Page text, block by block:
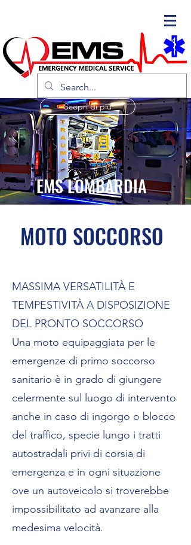
Scopri di più
EMS LOMBARDIA
MOTO SOCCORSO
MASSIMA VERSATILITÀ E
TEMPESTIVITÀ A DISPOSIZIONE
DEL PRONTO SOCCORSO
Una moto equipaggiata per le
emergenze di primo soccorso
sanitario è in grado di giungere
celermente sul luogo di intervento
anche in caso di ingorgo o blocco
del traffico, specie lungo i tratti
autostradali privi di corsia di
emergenza e in ogni situazione
ove un autoveicolo si troverebbe
impossibilitato ad avanzare alla
medesima velocità.